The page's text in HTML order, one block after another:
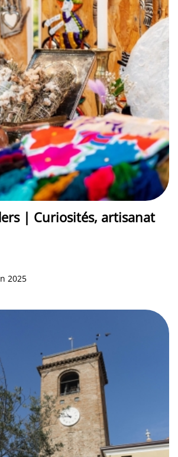
| Curiosités, artisanat
2025